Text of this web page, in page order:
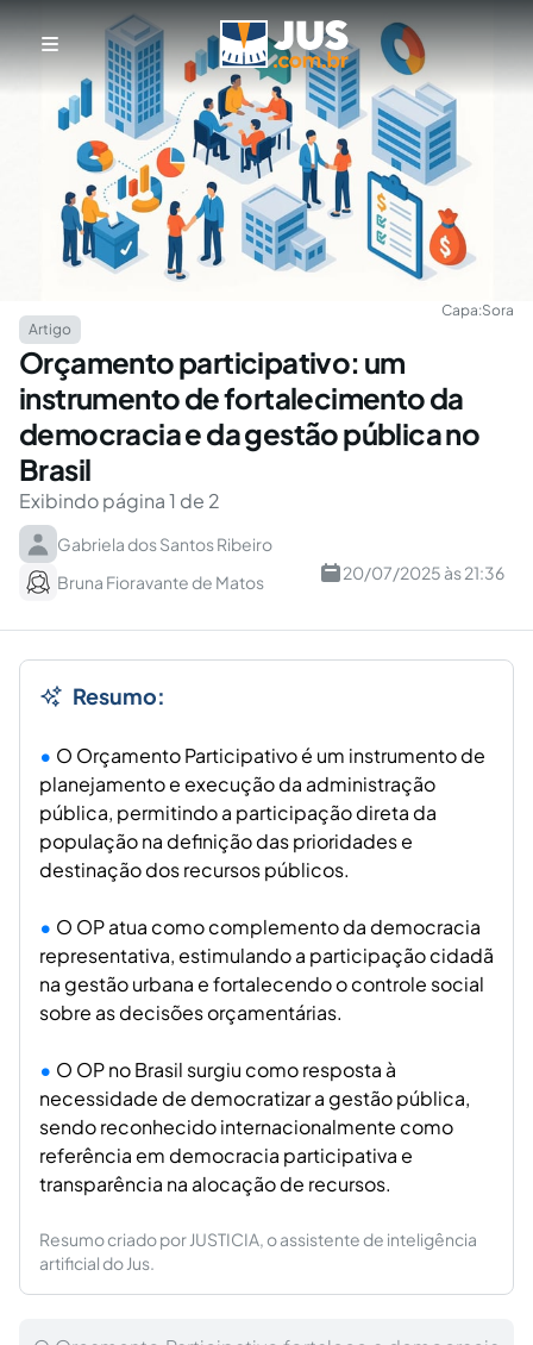
Capa:Sora
Artigo
Orçamento participativo: um
instrumento de fortalecimento da
democracia e da gestão pública no
Brasil
Exibindo página 1 de 2
Gabriela dos Santos Ribeiro
Bruna Fioravante de Matos
20/07/2025 às 21:36
Resumo:
O Orçamento Participativo é um instrumento de
planejamento e execução da administração
pública, permitindo a participação direta da
população na definição das prioridades e
destinação dos recursos públicos.
O OP atua como complemento da democracia
representativa, estimulando a participação cidadã
na gestão urbana e fortalecendo o controle social
sobre as decisões orçamentárias.
O OP no Brasil surgiu como resposta à
necessidade de democratizar a gestão pública,
sendo reconhecido internacionalmente como
referência em democracia participativa e
transparência na alocação de recursos.
Resumo criado por JUSTICIA, o assistente de inteligência
artificial do Jus.